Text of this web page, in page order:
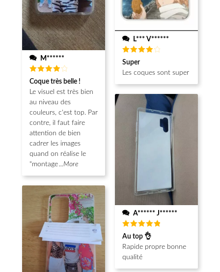
M******
Note4
sur 5
Coque très belle !
Le visuel est très bien
au niveau des
couleurs, c'est top. Par
contre, il faut faire
attention de bien
cadrer les images
quand on réalise le
"montage...More
L*** V******
Note
sur 5
Super
Les coques sont super
A****** J******
Note5
sur 5
Au top 👌
Rapide propre bonne
qualité